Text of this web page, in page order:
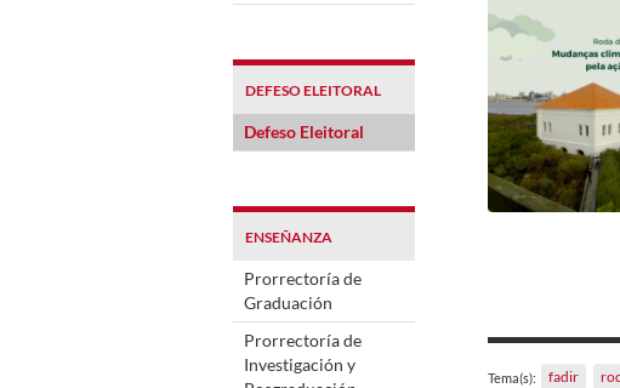
DEFESO ELEITORAL
Defeso Eleitoral
ENSEÑANZA
Prorrectoría de
Graduación
Prorrectoría de
Investigación y
Tema(s): fadir